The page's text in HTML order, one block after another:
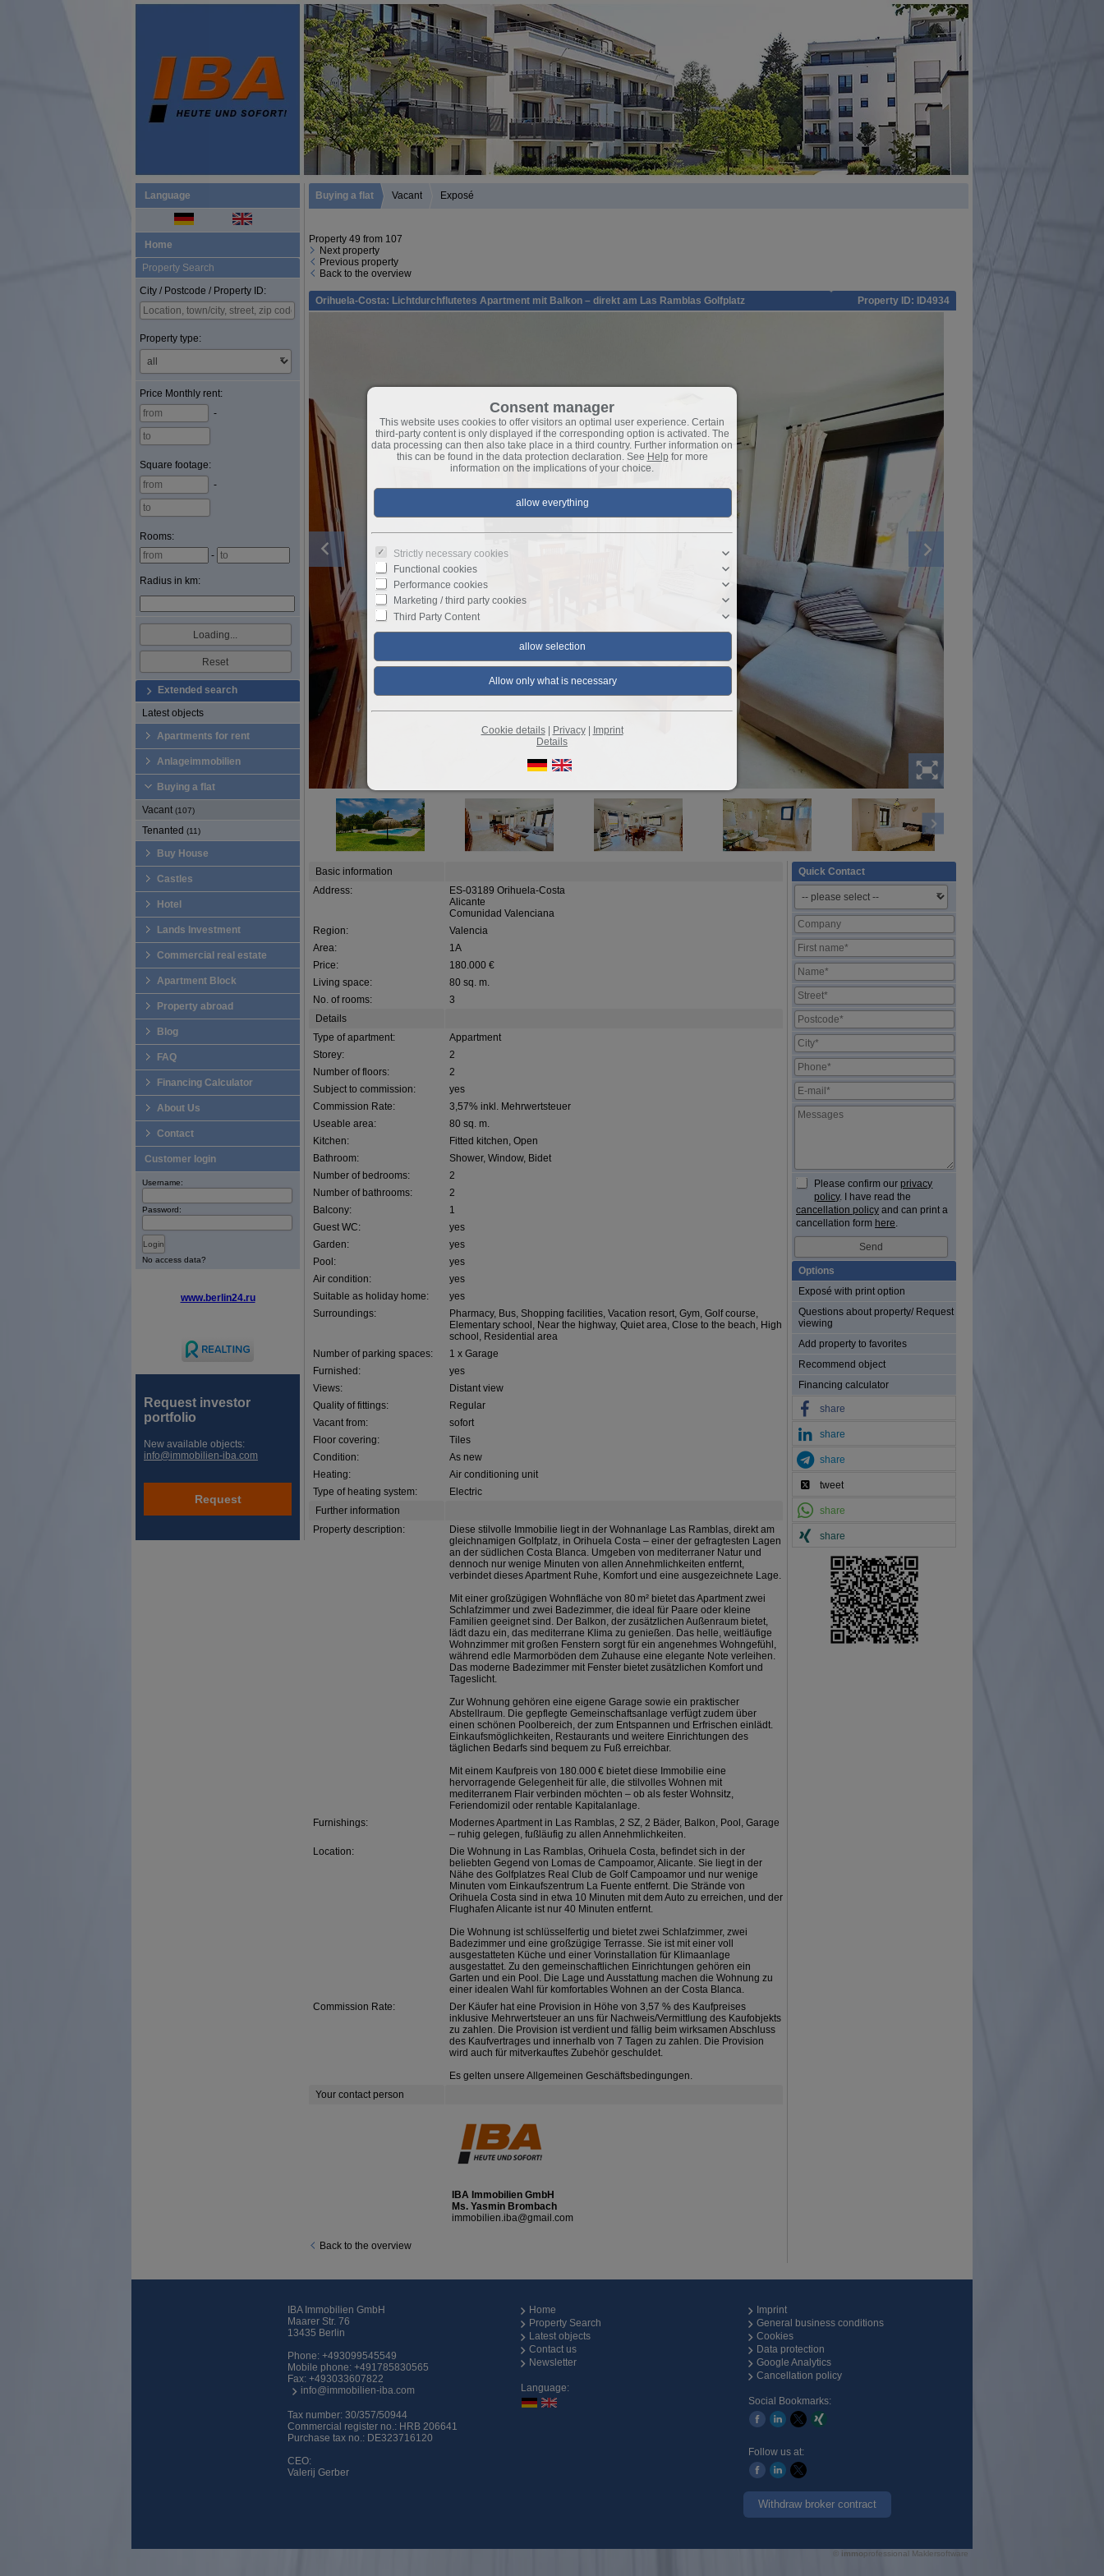
Language
Home
Property Search
City / Postcode / Property ID:
Property type:
Price Monthly rent:
-
Square footage:
-
Rooms:
-
Radius in km:
Extended search
Latest objects
Apartments for rent
Anlageimmobilien
Buying a flat
Vacant (107)
Tenanted (11)
Buy House
Castles
Hotel
Lands Investment
Commercial real estate
Apartment Block
Property abroad
Blog
FAQ
Financing Calculator
About Us
Contact
Customer login
Username:
Password:
No access data?
www.berlin24.ru
Request investor
portfolio
New available objects:
info@immobilien-iba.com
Request
Buying a flat Vacant Exposé
Property 49 from 107
Next property
Previous property
Back to the overview
Orihuela-Costa: Lichtdurchflutetes Apartment mit Balkon – direkt am Las Ramblas Golfplatz Property ID: ID4934
Quick Contact
Please confirm ourprivacy
policy. I have read the
cancellation policy and can print a
cancellation form here.
Options
Exposé with print option
Questions about property/ Request
viewing
Add property to favorites
Recommend object
Financing calculator
share
share
share
tweet
share
share
Basic information
Address:
ES-03189 Orihuela-Costa
Alicante
Comunidad Valenciana
Region:
Valencia
Area:
1A
Price:
180.000 €
Living space:
80 sq. m.
No. of rooms:
3
Details
Type of apartment:
Appartment
Storey:
2
Number of floors:
2
Subject to commission:
yes
Commission Rate:
3,57% inkl. Mehrwertsteuer
Useable area:
80 sq. m.
Kitchen:
Fitted kitchen, Open
Bathroom:
Shower, Window, Bidet
Number of bedrooms:
2
Number of bathrooms:
2
Balcony:
1
Guest WC:
yes
Garden:
yes
Pool:
yes
Air condition:
yes
Suitable as holiday home:
yes
Surroundings:
Pharmacy, Bus, Shopping facilities, Vacation resort, Gym, Golf course,
Elementary school, Near the highway, Quiet area, Close to the beach, High
school, Residential area
Number of parking spaces:
1 x Garage
Furnished:
yes
Views:
Distant view
Quality of fittings:
Regular
Vacant from:
sofort
Floor covering:
Tiles
Condition:
As new
Heating:
Air conditioning unit
Type of heating system:
Electric
Further information
Property description:
Diese stilvolle Immobilie liegt in der Wohnanlage Las Ramblas, direkt am
gleichnamigen Golfplatz, in Orihuela Costa – einer der gefragtesten Lagen
an der südlichen Costa Blanca. Umgeben von mediterraner Natur und
dennoch nur wenige Minuten von allen Annehmlichkeiten entfernt,
verbindet dieses Apartment Ruhe, Komfort und eine ausgezeichnete Lage.
Mit einer großzügigen Wohnfläche von 80 m² bietet das Apartment zwei
Schlafzimmer und zwei Badezimmer, die ideal für Paare oder kleine
Familien geeignet sind. Der Balkon, der zusätzlichen Außenraum bietet,
lädt dazu ein, das mediterrane Klima zu genießen. Das helle, weitläufige
Wohnzimmer mit großen Fenstern sorgt für ein angenehmes Wohngefühl,
während edle Marmorböden dem Zuhause eine elegante Note verleihen.
Das moderne Badezimmer mit Fenster bietet zusätzlichen Komfort und
Tageslicht.
Zur Wohnung gehören eine eigene Garage sowie ein praktischer
Abstellraum. Die gepflegte Gemeinschaftsanlage verfügt zudem über
einen schönen Poolbereich, der zum Entspannen und Erfrischen einlädt.
Einkaufsmöglichkeiten, Restaurants und weitere Einrichtungen des
täglichen Bedarfs sind bequem zu Fuß erreichbar.
Mit einem Kaufpreis von 180.000 € bietet diese Immobilie eine
hervorragende Gelegenheit für alle, die stilvolles Wohnen mit
mediterranem Flair verbinden möchten – ob als fester Wohnsitz,
Feriendomizil oder rentable Kapitalanlage.
Furnishings:
Modernes Apartment in Las Ramblas, 2 SZ, 2 Bäder, Balkon, Pool, Garage
– ruhig gelegen, fußläufig zu allen Annehmlichkeiten.
Location:
Die Wohnung in Las Ramblas, Orihuela Costa, befindet sich in der
beliebten Gegend von Lomas de Campoamor, Alicante. Sie liegt in der
Nähe des Golfplatzes Real Club de Golf Campoamor und nur wenige
Minuten vom Einkaufszentrum La Fuente entfernt. Die Strände von
Orihuela Costa sind in etwa 10 Minuten mit dem Auto zu erreichen, und der
Flughafen Alicante ist nur 40 Minuten entfernt.
Die Wohnung ist schlüsselfertig und bietet zwei Schlafzimmer, zwei
Badezimmer und eine großzügige Terrasse. Sie ist mit einer voll
ausgestatteten Küche und einer Vorinstallation für Klimaanlage
ausgestattet. Zu den gemeinschaftlichen Einrichtungen gehören ein
Garten und ein Pool. Die Lage und Ausstattung machen die Wohnung zu
einer idealen Wahl für komfortables Wohnen an der Costa Blanca.
Commission Rate:
Der Käufer hat eine Provision in Höhe von 3,57 % des Kaufpreises
inklusive Mehrwertsteuer an uns für Nachweis/Vermittlung des Kaufobjekts
zu zahlen. Die Provision ist verdient und fällig beim wirksamen Abschluss
des Kaufvertrages und innerhalb von 7 Tagen zu zahlen. Die Provision
wird auch für mitverkauftes Zubehör geschuldet.
Es gelten unsere Allgemeinen Geschäftsbedingungen.
Your contact person
IBA Immobilien GmbH
Ms. Yasmin Brombach
immobilien.iba@gmail.com
Back to the overview
IBA Immobilien GmbH
Maarer Str. 76
13435 Berlin
Phone:+493099545549
Mobile phone:+491785830565
Fax: +493033607822
info@immobilien-iba.com
Tax number: 30/357/50944
Commercial register no.: HRB 206641
Purchase tax no.: DE323716120
CEO:
Valerij Gerber
Home
Property Search
Latest objects
Contact us
Newsletter
Language:
Imprint
General business conditions
Cookies
Data protection
Google Analytics
Cancellation policy
Social Bookmarks:
Follow us at:
Withdraw broker contract
© immoprofessional Maklersoftware
Consent manager
This website uses cookies to offer visitors an optimal user experience. Certain
third-party content is only displayed if the corresponding option is activated. The
data processing can then also take place in a third country. Further information on
this can be found in the data protection declaration. See Help for more
information on the implications of your choice.
Strictly necessary cookies
Functional cookies
Performance cookies
Marketing / third party cookies
Third Party Content
Cookie details| Privacy| Imprint
Details
Consent manager
To continue,you must make a cookie selection. Below you will find an
of the different options and their meaning.
allow everything:
Any cookie such as tracking and analytics cookies and third party
allow selection:
Only third-party content or the types of cookies you have ticked in the
Allow only what is necessary:
Only technically necessary cookies are permitted and no third-party
You can change your cookie setting here at any time:
Cookie details
Privacy